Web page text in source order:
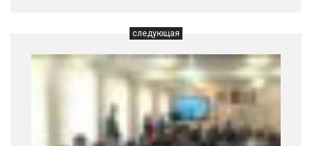
следующая